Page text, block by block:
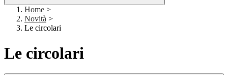
Home >
Novità >
Le circolari
Le circolari